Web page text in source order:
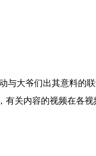
与大爷们出其意料的
关内容的视频在各视